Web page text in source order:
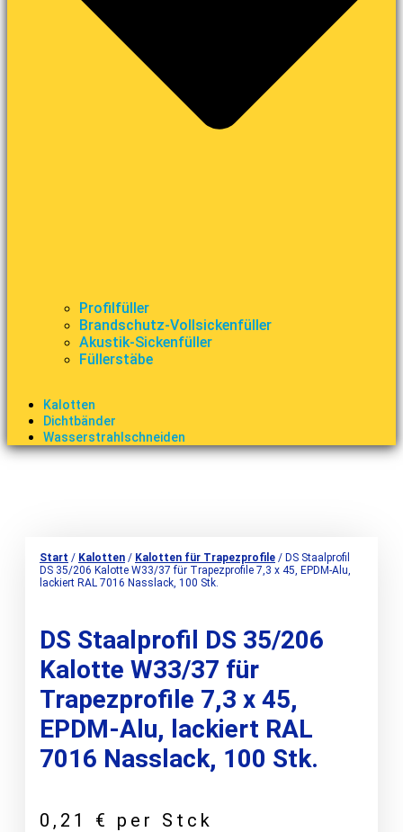
Profilfüller
Brandschutz-Vollsickenfüller
Akustik-Sickenfüller
Füllerstäbe
Kalotten
Dichtbänder
Wasserstrahlschneiden
Start / Kalotten / Kalotten für Trapezprofile / DS Staalprofil
DS 35/206 Kalotte W33/37 für Trapezprofile 7,3 x 45, EPDM-Alu,
lackiert RAL 7016 Nasslack, 100 Stk.
DS Staalprofil DS 35/206
Kalotte W33/37 für
Trapezprofile 7,3 x 45,
EPDM-Alu, lackiert RAL
7016 Nasslack, 100 Stk.
0,21 € per Stck